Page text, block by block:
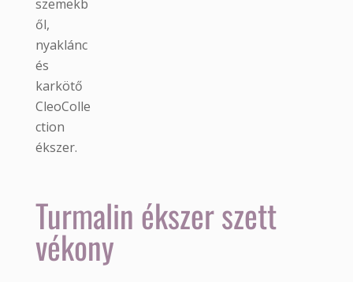
Turmalin ékszer szett
vékony